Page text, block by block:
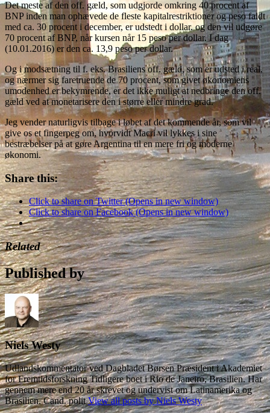
Det meste af den off. gæld, som udgjorde omkring 40 procent af
BNP inden man ophævede de fleste kapitalrestriktioner og peso faldt
med ca. 30 procent i december, er udstedt i dollar, og den vil udgøre
70 procent af BNP, når kursen når 15 peso per dollar. I dag
(10.01.2016) er den ca. 13,9 peso per dollar.
Og i modsætning til f. eks. Brasiliens off. gæld, som er udsted i real,
og nærmer sig faretruende de 70 procent, som givet økonomiens
umodenhed er bekymrende, er det ikke muligt at nedbringe den off.
gæld ved at monetarisere den i større eller mindre grad.
Jeg vender naturligvis tilbage i løbet af det kommende år, som vil
give os et fingerpeg om, hvorvidt Macri vil lykkes i sine
bestræbelser på at gøre Argentina til en mere fri og moderne
økonomi.
Share this:
Click to share on Twitter (Opens in new window)
Click to share on Facebook (Opens in new window)
Related
Published by
Niels Westy
Udlandskommentator ved Dagbladet Børsen Præsident i Akademiet
for Fremtidsforskning Tidligere boet i Rio de Janeiro, Brasilien. Har
gennem mere end 20 år skrevet og undervist om Latinamerika og
Brasilien. Cand. politView all posts by Niels Westy